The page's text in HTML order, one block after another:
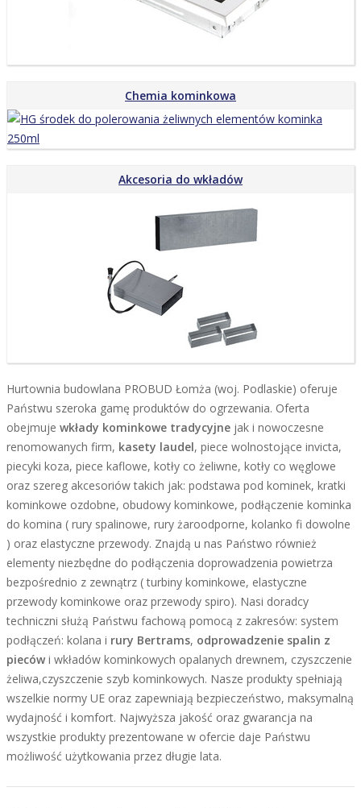
Chemia kominkowa
Akcesoria do wkładów
Hurtownia budowlana PROBUD Łomża (woj. Podlaskie) oferuje
Państwu szeroka gamę produktów do ogrzewania. Oferta
obejmuje wkłady kominkowe tradycyjne jak i nowoczesne
renomowanych firm, kasety laudel, piece wolnostojące invicta,
piecyki koza, piece kaflowe, kotły co żeliwne, kotły co węglowe
oraz szereg akcesoriów takich jak: podstawa pod kominek, kratki
kominkowe ozdobne, obudowy kominkowe, podłączenie kominka
do komina ( rury spalinowe, rury żaroodporne, kolanko fi dowolne
) oraz elastyczne przewody. Znajdą u nas Państwo również
elementy niezbędne do podłączenia doprowadzenia powietrza
bezpośrednio z zewnątrz ( turbiny kominkowe, elastyczne
przewody kominkowe oraz przewody spiro). Nasi doradcy
techniczni służą Państwu fachową pomocą z zakresów: system
podłączeń: kolana i rury Bertrams, odprowadzenie spalin z
pieców i wkładów kominkowych opalanych drewnem, czyszczenie
żeliwa,czyszczenie szyb kominkowych. Nasze produkty spełniają
wszelkie normy UE oraz zapewniają bezpieczeństwo, maksymalną
wydajność i komfort. Najwyższa jakość oraz gwarancja na
wszystkie produkty prezentowane w ofercie daje Państwu
możliwość użytkowania przez długie lata.